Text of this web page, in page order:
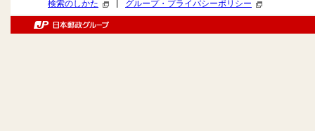
検索のしかた グループ・プライバシーポリシー